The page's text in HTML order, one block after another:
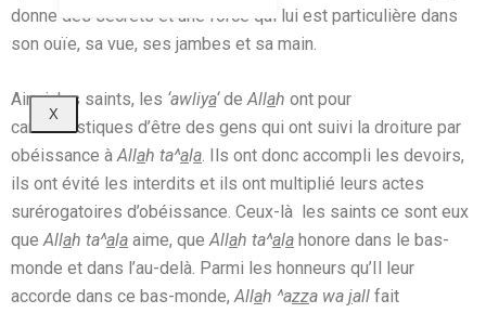
X
donne des secrets et une force qui lui est particulière dans
son ouïe, sa vue, ses jambes et sa main.
Ainsi, les saints, les ‘awliya‘deAllah ont pour
caractéristiques d’être des gens qui ont suivi la droiture par
obéissance àAllah ta^ala. Ils ont donc accompli les devoirs,
ils ont évité les interdits et ils ont multiplié leurs actes
surérogatoires d’obéissance. Ceux-là les saints ce sont eux
queAllah ta^ala aime, queAllah ta^ala honore dans le bas-
monde et dans l’au-delà. Parmi les honneurs qu’Il leur
accorde dans ce bas-monde,Allah ^azza wa jall fait